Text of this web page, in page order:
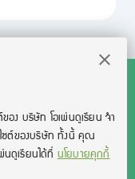
อง บริษัท โอเพ่นดูเรียน จํา
ซต์ของบริษัท ทั้งนี้ คุณ
นดูเรียนได้ที่นโยบายคุกกี้
©︎ OpenDurian
of Educational Testing